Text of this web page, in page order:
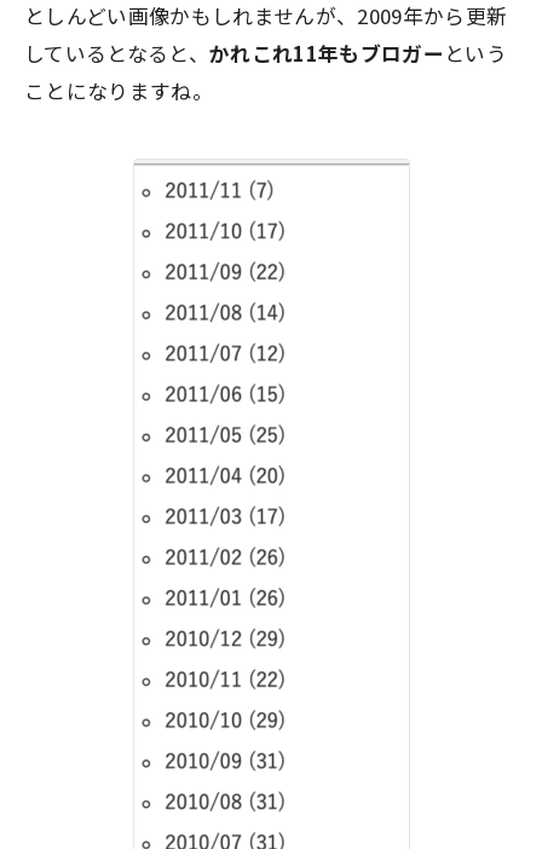
としんどい画像かもしれませんが、2009年から更新
しているとなると、かれこれ11年もブロガー という
ことになりますね。